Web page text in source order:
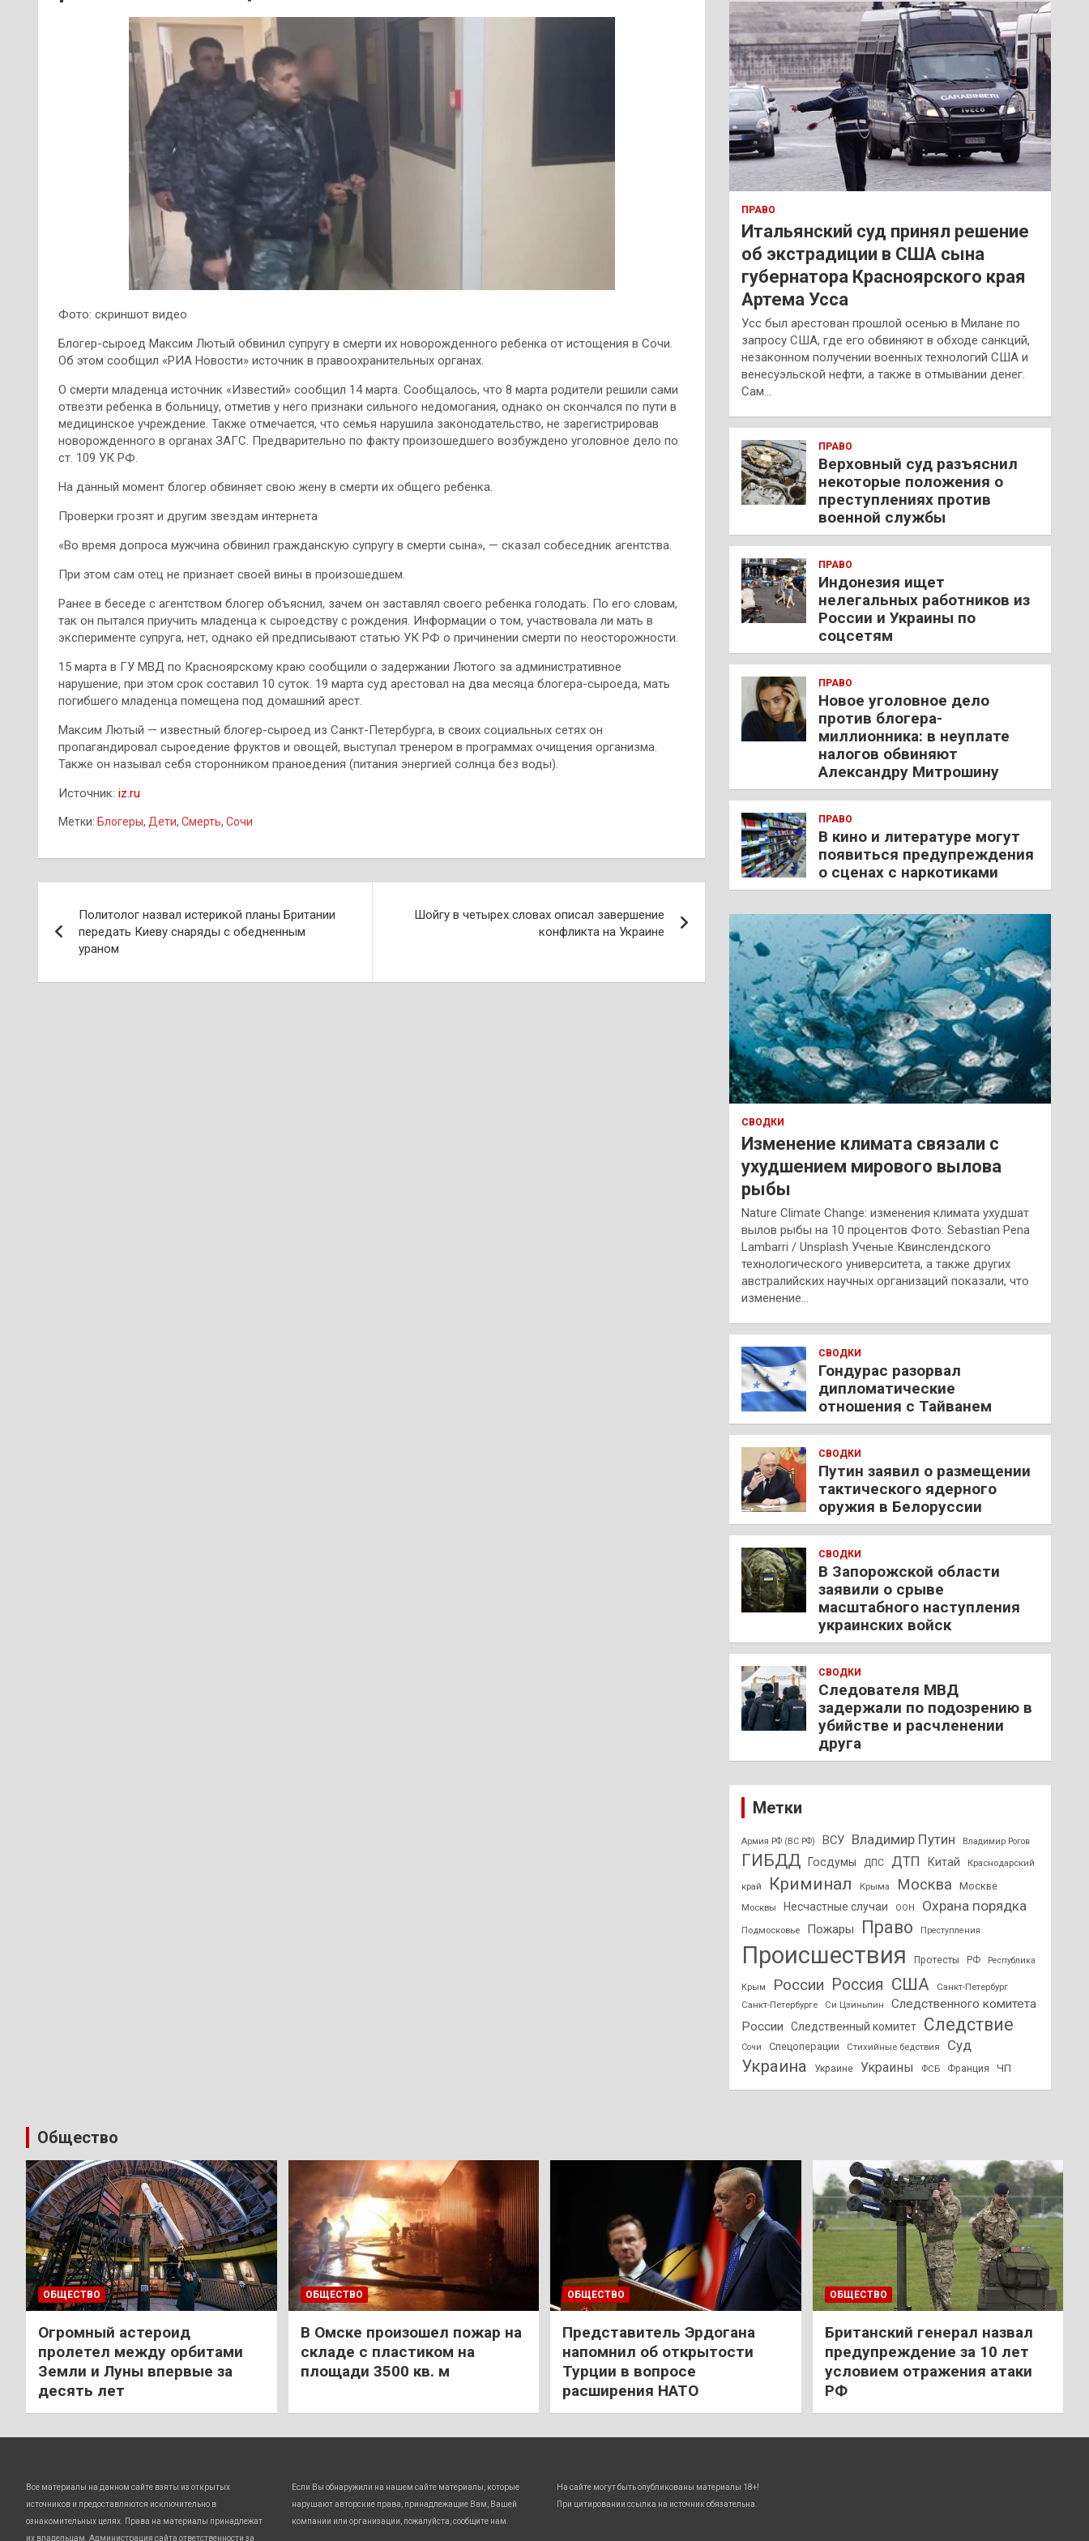
Фото: скриншот видео
Блогер-сыроед Максим Лютый обвинил супругу в смерти их новорожденного ребенка от истощения в Сочи.
Об этом сообщил «РИА Новости» источник в правоохранительных органах.
О смерти младенца источник «Известий» сообщил 14 марта. Сообщалось, что 8 марта родители решили сами
отвезти ребенка в больницу, отметив у него признаки сильного недомогания, однако он скончался по пути в
медицинское учреждение. Также отмечается, что семья нарушила законодательство, не зарегистрировав
новорожденного в органах ЗАГС. Предварительно по факту произошедшего возбуждено уголовное дело по
ст. 109 УК РФ.
На данный момент блогер обвиняет свою жену в смерти их общего ребенка.
Проверки грозят и другим звездам интернета
«Во время допроса мужчина обвинил гражданскую супругу в смерти сына», — сказал собеседник агентства.
При этом сам отец не признает своей вины в произошедшем.
Ранее в беседе с агентством блогер объяснил, зачем он заставлял своего ребенка голодать. По его словам,
так он пытался приучить младенца к сыроедству с рождения. Информации о том, участвовала ли мать в
эксперименте супруга, нет, однако ей предписывают статью УК РФ о причинении смерти по неосторожности.
15 марта в ГУ МВД по Красноярскому краю сообщили о задержании Лютого за административное
нарушение, при этом срок составил 10 суток. 19 марта суд арестовал на два месяца блогера-сыроеда, мать
погибшего младенца помещена под домашний арест.
Максим Лютый — известный блогер-сыроед из Санкт-Петербурга, в своих социальных сетях он
пропагандировал сыроедение фруктов и овощей, выступал тренером в программах очищения организма.
Также он называл себя сторонником праноедения (питания энергией солнца без воды).
Источник: iz.ru
Метки: Блогеры, Дети, Смерть, Сочи
по
записям
Политолог назвал истерикой планы Британии
передать Киеву снаряды с обедненным
ураном
Шойгу в четырех словах описал завершение
конфликта на Украине
к
ПРАВО
Итальянский суд принял решение
об экстрадиции в США сына
губернатора Красноярского края
Артема Усса
Усс был арестован прошлой осенью в Милане по
запросу США, где его обвиняют в обходе санкций,
незаконном получении военных технологий США и
венесуэльской нефти, а также в отмывании денег.
Сам…
ПРАВО
Верховный суд разъяснил
некоторые положения о
преступлениях против
военной службы
ПРАВО
Индонезия ищет
нелегальных работников из
России и Украины по
соцсетям
ПРАВО
Новое уголовное дело
против блогера-
миллионника: в неуплате
налогов обвиняют
Александру Митрошину
ПРАВО
В кино и литературе могут
появиться предупреждения
о сценах с наркотиками
СВОДКИ
Изменение климата связали с
ухудшением мирового вылова
рыбы
Nature Climate Change: изменения климата ухудшат
вылов рыбы на 10 процентов Фото: Sebastian Pena
Lambarri / Unsplash Ученые Квинслендского
технологического университета, а также других
австралийских научных организаций показали, что
изменение…
СВОДКИ
Гондурас разорвал
дипломатические
отношения с Тайванем
СВОДКИ
Путин заявил о размещении
тактического ядерного
оружия в Белоруссии
СВОДКИ
В Запорожской области
заявили о срыве
масштабного наступления
украинских войск
СВОДКИ
Следователя МВД
задержали по подозрению в
убийстве и расчленении
друга
Метки
Армия РФ (ВС РФ) ВСУ Владимир Путин Владимир Рогов
ГИБДД Госдумы ДПС ДТП Китай Краснодарский
край Криминал Крыма Москва Москве
Москвы Несчастные случаи ООН Охрана порядка
Подмосковье Пожары Право Преступления
Происшествия Протесты РФ Республика
Крым России Россия США
Санкт-Петербург
Санкт-Петербурге
Си Цзиньпин
Следственного комитета
России
Следственный комитет Следствие
Сочи Спецоперации Стихийные бедствия Суд
Украина Украине Украины ФСБ Франция ЧП
Общество
ОБЩЕСТВО
Огромный астероид
пролетел между орбитами
Земли и Луны впервые за
десять лет
ОБЩЕСТВО
В Омске произошел пожар на
складе с пластиком на
площади 3500 кв. м
ОБЩЕСТВО
Представитель Эрдогана
напомнил об открытости
Турции в вопросе
расширения НАТО
ОБЩЕСТВО
Британский генерал назвал
предупреждение за 10 лет
условием отражения атаки
РФ
Все материалы на данном сайте взяты из открытых
источников и предоставляются исключительно в
ознакомительных целях. Права на материалы принадлежат
их владельцам. Администрация сайта ответственности за
Если Вы обнаружили на нашем сайте материалы, которые
нарушают авторские права, принадлежащие Вам, Вашей
компании или организации, пожалуйста, сообщите нам.
На сайте могут быть опубликованы материалы 18+!
При цитировании ссылка на источник обязательна.